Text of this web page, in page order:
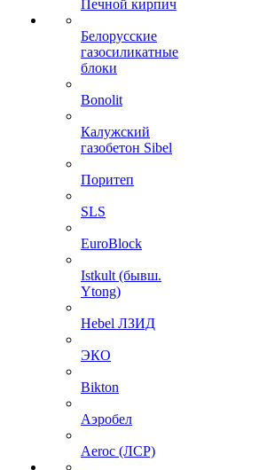
Печной кирпич
Белорусские
газосиликатные
блоки
Bonolit
Калужский
газобетон Sibel
Поритеп
SLS
EuroBlock
Istkult (бывш.
Ytong)
Hebel ЛЗИД
ЭКО
Bikton
Аэробел
Aeroc (ЛСР)